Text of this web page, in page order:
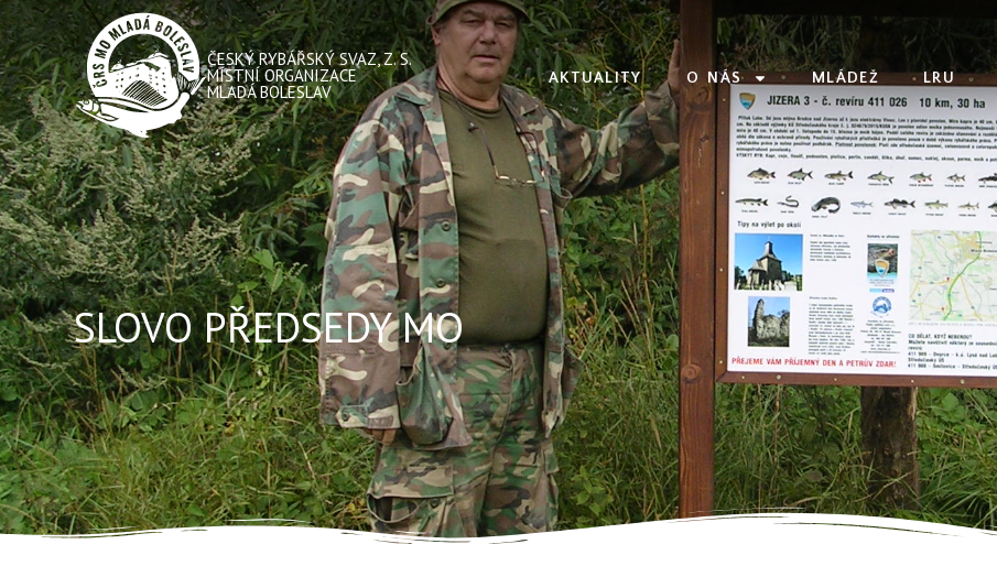
ČESKÝ RYBÁŘSKÝ SVAZ, Z. S.
MÍSTNÍ ORGANIZACE
MLADÁ BOLESLAV
AKTUALITY O NÁS MLÁDEŽ LRU
SLOVO PŘEDSEDY MO